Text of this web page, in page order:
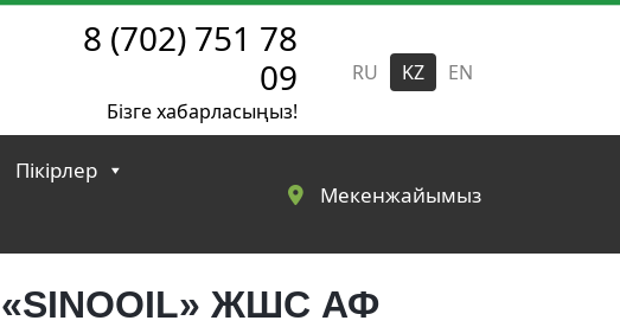
8 (702) 751 78
09
Бізге хабарласыңыз!
RU KZ EN
Пікірлер
Мекенжайымыз
ЖШС АФ